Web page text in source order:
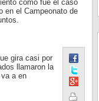
como fue el caso
en el Campeonato de
gira casi por
llamaron la
a en